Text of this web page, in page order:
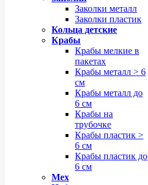
Заколки металл
Заколки пластик
Кольца детские
Крабы
Крабы мелкие в
пакетах
Крабы металл > 6
см
Крабы металл до
6 см
Крабы на
трубочке
Крабы пластик >
6 см
Крабы пластик до
6 см
Мех